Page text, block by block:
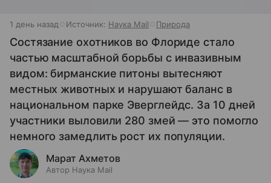
1 день назад Источник: Наука Mail Природа
Состязание охотников во Флориде стало
частью масштабной борьбы с инвазивным
видом: бирманские питоны вытесняют
местных животных и нарушают баланс в
национальном парке Эверглейдс. За 10 дней
участники выловили 280 змей — это помогло
немного замедлить рост их популяции.
Марат Ахметов
Автор Наука Mail